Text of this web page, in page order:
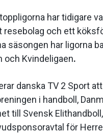
har tidigare
resebolag och ett
säsongen har ligorna
och Kvindeligaen.
danska TV 2 Sport att
i handboll,
till Svensk
för